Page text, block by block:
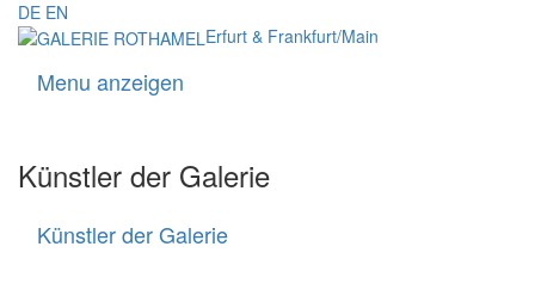
DE EN
Erfurt & Frankfurt/Main
Menu anzeigen
Künstler der Galerie
Künstler der Galerie